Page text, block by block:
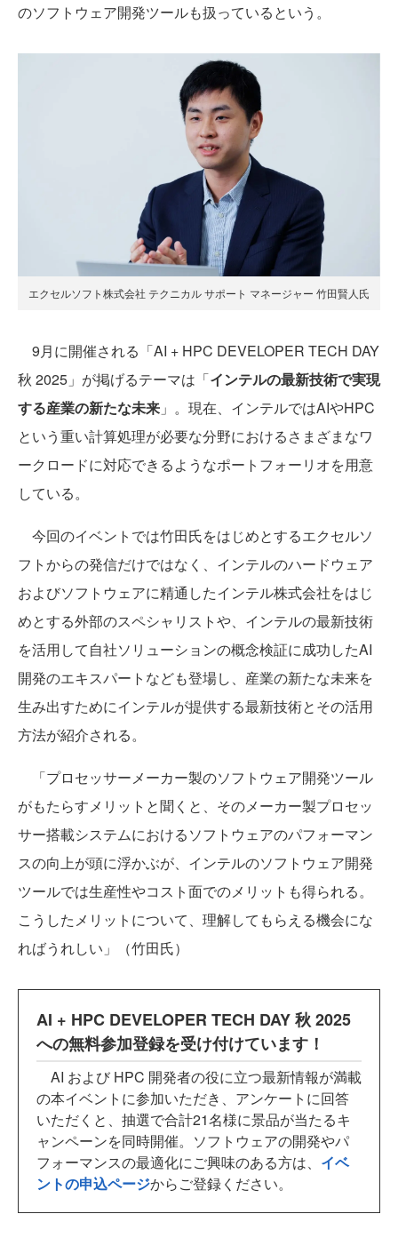
のソフトウェア開発ツールも扱っているという。
エクセルソフト株式会社 テクニカル サポート マネージャー 竹田賢人氏
9月に開催される「AI + HPC DEVELOPER TECH DAY
秋 2025」が掲げるテーマは「インテルの最新技術で実現
する産業の新たな未来 」。現在、インテルではAIやHPC
という重い計算処理が必要な分野におけるさまざまなワ
ークロードに対応できるようなポートフォーリオを用意
している。
今回のイベントでは竹田氏をはじめとするエクセルソ
フトからの発信だけではなく、インテルのハードウェア
およびソフトウェアに精通したインテル株式会社をはじ
めとする外部のスペシャリストや、インテルの最新技術
を活用して自社ソリューションの概念検証に成功したAI
開発のエキスパートなども登場し、産業の新たな未来を
生み出すためにインテルが提供する最新技術とその活用
方法が紹介される。
「プロセッサーメーカー製のソフトウェア開発ツール
がもたらすメリットと聞くと、そのメーカー製プロセッ
サー搭載システムにおけるソフトウェアのパフォーマン
スの向上が頭に浮かぶが、インテルのソフトウェア開発
ツールでは生産性やコスト面でのメリットも得られる。
こうしたメリットについて、理解してもらえる機会にな
ればうれしい」（竹田氏）
AI + HPC DEVELOPER TECH DAY 秋 2025
への無料参加登録を受け付けています！
AI および HPC 開発者の役に立つ最新情報が満載
の本イベントに参加いただき、アンケートに回答
いただくと、抽選で合計21名様に景品が当たるキ
ャンペーンを同時開催。ソフトウェアの開発やパ
フォーマンスの最適化にご興味のある方は、 イベ
ントの申込ページからご登録ください。